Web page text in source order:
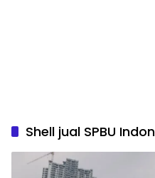
Shell jual SPBU